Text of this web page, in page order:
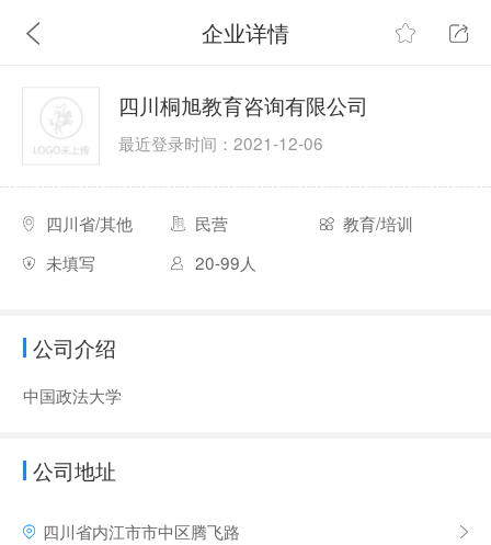
企业详情
四川桐旭教育咨询有限公司
最近登录时间：2021-12-06
四川省/其他 民营
教育/培训
未填写
20-99人
公司介绍
中国政法大学
公司地址
四川省内江市市中区腾飞路